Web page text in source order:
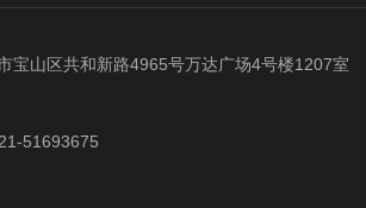
市宝山区共和新路4965号万达广场4号楼1207室
51693675